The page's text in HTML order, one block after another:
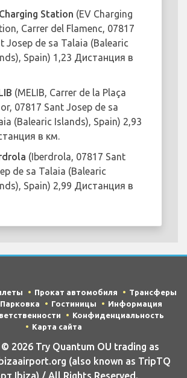
Station (EV Charging
Carrer del Flamenc, 07817
Josep de sa Talaia (Balearic
Spain) 1,23 Дистанция в
(MELIB, Carrer de la Plaça
07817 Sant Josep de sa
(Balearic Islands), Spain) 2,93
в км.
(Iberdrola, 07817 Sant
de sa Talaia (Balearic
Spain) 2,99 Дистанция в
Прокат автомобиля
Трансферы
Парковка Гостиницы
Информация
Конфиденциальность
Карта сайта
© 2026 Try Quantum OU trading as
(also known as TripTQ
Ibiza) / All Rights Reserved.